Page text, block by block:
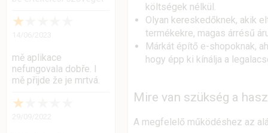
★
mě aplikace
nefungovala dobře. I
mě přijde že je mrtvá.
★
költségek nélkül.
Olyan kereskedőknek, akik
termékekre, magas árrésű
Márkát építő e-shopoknak,
hogy épp ki kínálja a
Mire van szükség a
A megfelelő működéshez az